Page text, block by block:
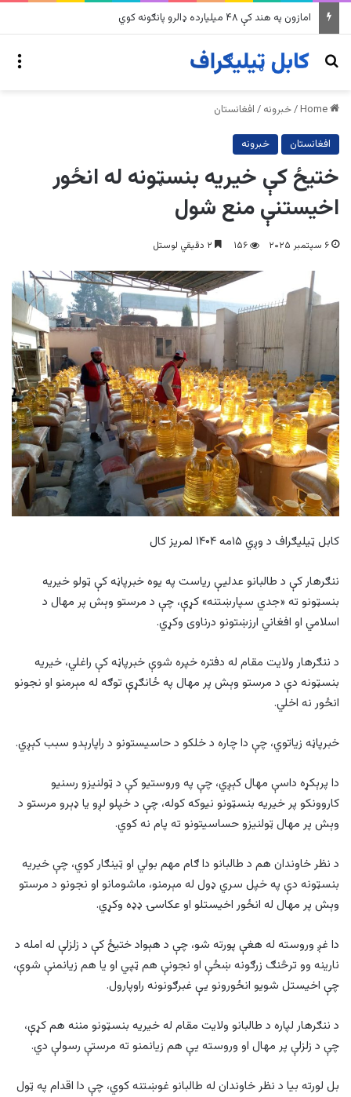
په وینزویلا کې زورورو زلزلو پراخ زیانونه اړولي
Search for
/خبرونه / افغانستان
افغانستان خبرونه
ختیځ کې خیریه بنسټونه له انځور
اخیستنې منع شول
۶ سپتمبر ۲۰۲۵ ۱۵۶
کابل ټیلیګراف د وږي ۱۵مه ۱۴۰۴ لمریز کال
ننګرهار کې د طالبانو عدلیې ریاست په يوه خبرپاڼه کې ټولو خیریه
بنسټونو ته «جدي سپارښتنه» کړې، چې د مرستو وېش پر مهال د
اسلامي او افغاني ارزښتونو درناوی وکړي.
د ننګرهار ولایت مقام له دفتره خپره شوې خبرپاڼه کې راغلي، خیریه
بنسټونه دې د مرستو وېش پر مهال په ځانګړې توګه له مېرمنو او نجونو
انځور نه اخلي.
خبرپاڼه زیاتوي، چې دا چاره د خلکو د حاسیستونو د راپارېدو سبب کېږي.
دا پرېکړه داسې مهال کېږي، چې په وروستیو کې د ټولنیزو رسنیو
کاروونکو پر خیریه بنسټونو نیوکه کوله، چې د خپلو لږو یا ډېرو مرستو د
وېش پر مهال ټولنیزو حساسیتونو ته پام نه کوي.
د نظر خاوندان هم د طالبانو دا ګام مهم بولي او ټینګار کوي، چې خیریه
بنسټونه دې په خپل سري ډول له مېرمنو، ماشومانو او نجونو د مرستو
وېش پر مهال له انځور اخیستلو او عکاسۍ ډډه وکړي.
دا غږ وروسته له هغې پورته شو، چې د هېواد ختیځ کې د زلزلې له امله د
نارینه وو ترڅنګ زرګونه ښځې او نجونې هم ټپي او یا هم زیانمنې شوې،
چې اخیستل شویو انځورونو یې غبرګونونه راوپارول.
د ننګرهار لپاره د طالبانو ولایت مقام له خیریه بنسټونو مننه هم کړې،
چې د زلزلې پر مهال او وروسته یې هم زیانمنو ته مرستې رسولې دي.
بل لورته بیا د نظر خاوندان له طالبانو غوښتنه کوي، چې دا اقدام په ټول